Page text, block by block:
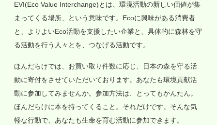
EVI(Eco Value Interchange)とは、環境活動の新しい価値が集
まってくる場所、という意味です。Ecoに興味がある消費者
と、よりよいEco活動を支援したい企業と、具体的に森林を守
る活動を行う人々とを、つなげる活動です。
ほんだらけでは、お買い取り件数に応じ、日本の森を守る活
動に寄付をさせていただいております。あなたも環境貢献活
動に参加してみませんか。参加方法は、とってもかんたん。
ほんだらけに本を持ってくること。それだけです。そんな気
軽な行動で、あなたも生命を育む活動に参加できます。